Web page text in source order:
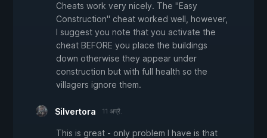
Cheats work very nicely. The "Easy
Construction" cheat worked well, however,
I suggest you note that you activate the
cheat BEFORE you place the buildings
down otherwise they appear under
construction but with full health so the
villagers ignore them.
Silvertora 11 अप्रै.
This is great - only problem I have is that